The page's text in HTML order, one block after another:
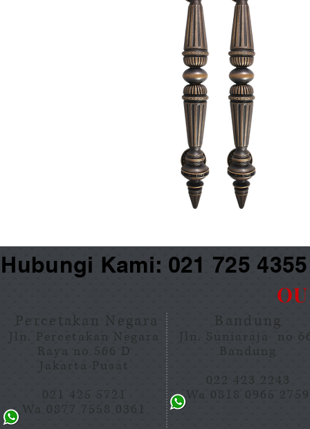
Kami: 021 725
Percetakan Negara
Jln. Percetakan Negara
Raya no 566 D
Jakarta Pusat
021 425 5721
Wa 0877 7558 0361
Bandung
Jln. Suniaraja no
Bandung
022 423 2243
Wa 0818 0965 2759